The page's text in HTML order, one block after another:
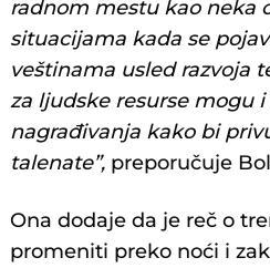
radnom mestu kao neka
situacijama kada se
veštinama usled razvoja
za ljudske resurse mogu
nagrađivanja kako bi
talenate”, preporučuje
Ona dodaje da je reč o
promeniti preko noći i